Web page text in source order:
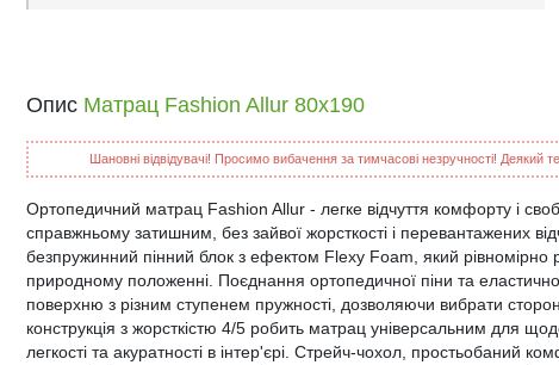
Опис Матрац Fashion Allur 80x190
Шановні відвідувачі! Просимо вибачення за тимчасові незручності! Деякий
Ортопедичний матрац Fashion Allur - легке відчуття комфорту і
справжньому затишним, без зайвої жорсткості і перевантажених
безпружинний пінний блок з ефектом Flexy Foam, який рівномірно
природному положенні. Поєднання ортопедичної піни та
поверхню з різним ступенем пружності, дозволяючи вибрати
конструкція з жорсткістю 4/5 робить матрац універсальним для
легкості та акуратності в інтер'єрі. Стрейч-чохол, простьобаний